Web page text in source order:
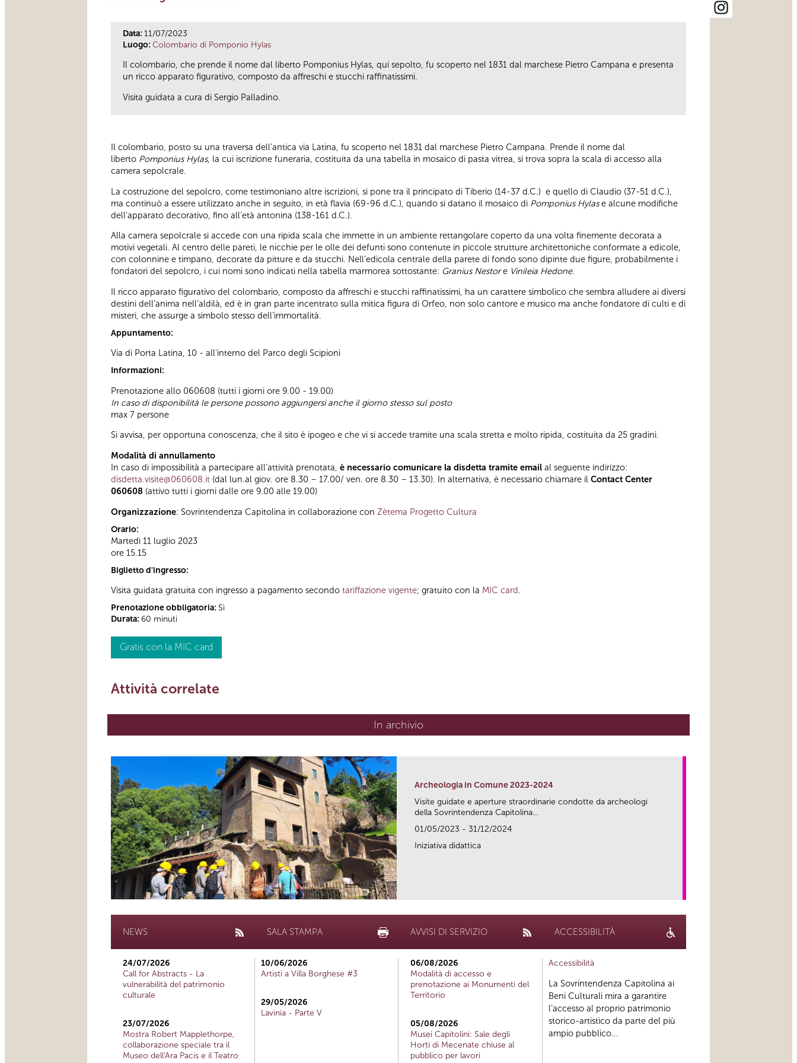
Data: 11/07/2023
Luogo: Colombario di Pomponio Hylas
Il colombario, che prende il nome dal liberto Pomponius Hylas, qui sepolto, fu scoperto nel 1831 dal marchese Pietro Campana e presenta
un ricco apparato figurativo, composto da affreschi e stucchi raffinatissimi.
Visita guidata a cura di Sergio Palladino.
Il colombario, posto su una traversa dell’antica via Latina, fu scoperto nel 1831 dal marchese Pietro Campana. Prende il nome dal
liberto Pomponius Hylas, la cui iscrizione funeraria, costituita da una tabella in mosaico di pasta vitrea, si trova sopra la scala di accesso alla
camera sepolcrale.
La costruzione del sepolcro, come testimoniano altre iscrizioni, si pone tra il principato di Tiberio (14-37 d.C.) e quello di Claudio (37-51 d.C.),
ma continuò a essere utilizzato anche in seguito, in età flavia (69-96 d.C.), quando si datano il mosaico di Pomponius Hylase alcune modifiche
dell’apparato decorativo, fino all’età antonina (138-161 d.C.).
Alla camera sepolcrale si accede con una ripida scala che immette in un ambiente rettangolare coperto da una volta finemente decorata a
motivi vegetali. Al centro delle pareti, le nicchie per le olle dei defunti sono contenute in piccole strutture architettoniche conformate a edicole,
con colonnine e timpano, decorate da pitture e da stucchi. Nell’edicola centrale della parete di fondo sono dipinte due figure, probabilmente i
fondatori del sepolcro, i cui nomi sono indicati nella tabella marmorea sottostante: Granius Nestore Vinileia Hedone.
Il ricco apparato figurativo del colombario, composto da affreschi e stucchi raffinatissimi, ha un carattere simbolico che sembra alludere ai diversi
destini dell’anima nell’aldilà, ed è in gran parte incentrato sulla mitica figura di Orfeo, non solo cantore e musico ma anche fondatore di culti e di
misteri, che assurge a simbolo stesso dell’immortalità.
Appuntamento:
Via di Porta Latina, 10 - all'interno del Parco degli Scipioni
Informazioni:
Prenotazione allo 060608 (tutti i giorni ore 9.00 - 19.00)
In caso di disponibilità le persone possono aggiungersi anche il giorno stesso sul posto
max 7 persone
Si avvisa, per opportuna conoscenza, che il sito è ipogeo e che vi si accede tramite una scala stretta e molto ripida, costituita da 25 gradini.
Modalità di annullamento
In caso di impossibilità a partecipare all’attività prenotata, è necessario comunicare la disdetta tramite email al seguente indirizzo:
disdetta.visite@060608.it (dal lun.al giov. ore 8.30 – 17.00/ ven. ore 8.30 – 13.30). In alternativa, è necessario chiamare il Contact Center
060608 (attivo tutti i giorni dalle ore 9.00 alle 19.00)
Organizzazione: Sovrintendenza Capitolina in collaborazione con Zètema Progetto Cultura
Orario:
Martedì 11 luglio 2023
ore 15.15
Biglietto d'ingresso:
Visita guidata gratuita con ingresso a pagamento secondo tariffazione vigente; gratuito con la MIC card.
Prenotazione obbligatoria: Sì
Durata: 60 minuti
Gratis con la MIC card
Attività correlate
In archivio
Archeologia in Comune 2023-2024
Visite guidate e aperture straordinarie condotte da archeologi
della Sovrintendenza Capitolina...
01/05/2023 - 31/12/2024
Iniziativa didattica
NEWS
24/07/2026
Call for Abstracts - La
vulnerabilità del patrimonio
culturale
23/07/2026
Mostra Robert Mapplethorpe,
collaborazione speciale tra il
Museo dell'Ara Pacis e il Teatro
SALA STAMPA
10/06/2026
Artisti a Villa Borghese #3
29/05/2026
Lavinia - Parte V
AVVISI DI SERVIZIO
06/08/2026
Modalità di accesso e
prenotazione ai Monumenti del
Territorio
05/08/2026
Musei Capitolini: Sale degli
Horti di Mecenate chiuse al
pubblico per lavori
ACCESSIBILITÀ
Accessibilità
La Sovrintendenza Capitolina ai
Beni Culturali mira a garantire
l’accesso al proprio patrimonio
storico-artistico da parte del più
ampio pubblico...